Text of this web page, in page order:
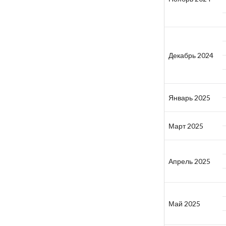
Декабрь 2024
Январь 2025
Март 2025
Апрель 2025
Май 2025